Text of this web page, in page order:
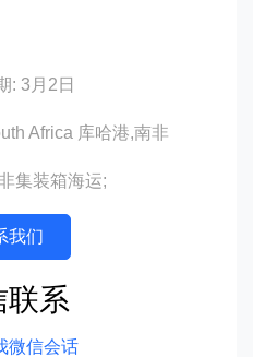
: 3月2日
Africa 库哈港,南非
集装箱海运;
我们
联系
微信会话